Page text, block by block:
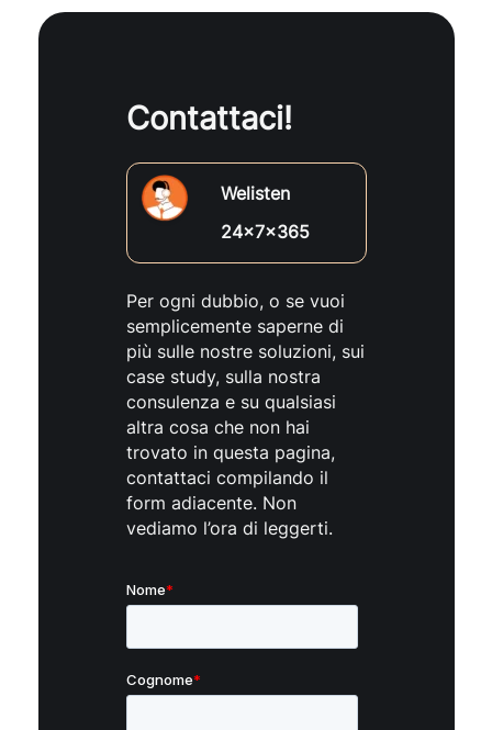
Contattaci!
Welisten
24x7x365
Per ogni dubbio, o se vuoi
semplicemente saperne di
più sulle nostre soluzioni, sui
case study, sulla nostra
consulenza e su qualsiasi
altra cosa che non hai
trovato in questa pagina,
contattaci compilando il
form adiacente. Non
vediamo l’ora di leggerti.